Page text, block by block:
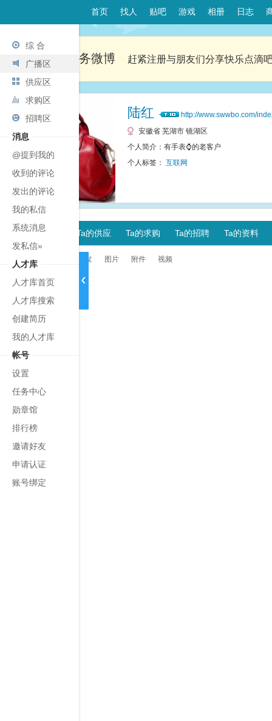
首页 找人 贴吧 游戏 相册 日志
欢迎来到商务微博 赶紧注册与朋友们分享快乐点滴
陆红
http://www.swwbo.com/
安徽省 芜湖市 镜湖区
个人简介：有手表⌚的老客户
个人标签： 互联网
Ta的广播 Ta的供应 Ta的求购 Ta的招聘 Ta的资料
全部 转发 图片 附件 视频
综 合
广播区
供应区
求购区
招聘区
消息
@提到我的
收到的评论
发出的评论
我的私信
系统消息
发私信»
人才库
人才库首页
人才库搜索
创建简历
我的人才库
帐号
设置
任务中心
勋章馆
排行榜
邀请好友
申请认证
账号绑定